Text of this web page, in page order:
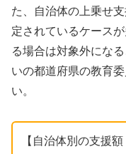
た、自治体の上乗せ
定されているケース
る場合は対象外にな
いの都道府県の教育
い。
【自治体別の支援